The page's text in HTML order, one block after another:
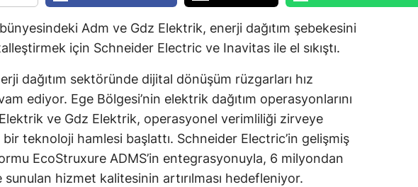
Adm ve Gdz Elektrik, enerji dağıtım şebekesini
için Schneider Electric ve Inavitas ile el sıkıştı.
dağıtım sektöründe dijital dönüşüm rüzgarları hız
ediyor. Ege Bölgesi’nin elektrik dağıtım operasyonlarını
ve Gdz Elektrik, operasyonel verimliliği zirveye
bir teknoloji hamlesi başlattı. Schneider Electric’in gelişmiş
EcoStruxure ADMS’in entegrasyonuyla, 6 milyondan
hizmet kalitesinin artırılması hedefleniyor.